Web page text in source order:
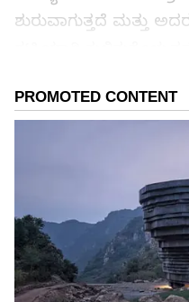
ಶುರುವಾಗುತ್ತದೆ ಮತ್ತು
ಅಸಾಧ್ಯ ಎಂದು
ಪ್ರಕಾರ, ಯಾವುದೇ
ಮನೆಯಲ್ಲಿರುವ ಸಾಮಾನ್ಯ
ಸಂಪೂರ್ಣವಾಗಿ
ಮಾಡಬಹುದು.
ಸಮಗ್ರ ಸುದ್ದಿ ಮೂಲವನ್ನಾಗಿ
ಆಯ್ಕೆ